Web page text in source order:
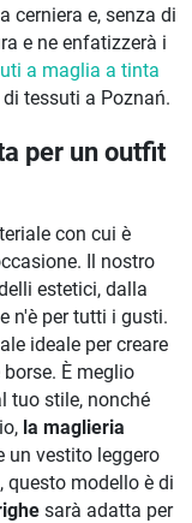
cerniera e, senza di
e ne enfatizzerà i
a maglia a tinta
tessuti a Poznań.
per un outfit
con cui è
Il nostro
estetici, dalla
n'è per tutti i gusti.
ideale per creare
È meglio
tuo stile, nonché
la maglieria
un vestito leggero
questo modello è di
sarà adatta per